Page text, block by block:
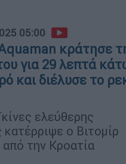
05:00
κράτησε
για 29 λεπτά
και διέλυσε το
ελεύθερης
ο Βιτομίρ
από την Κροατία